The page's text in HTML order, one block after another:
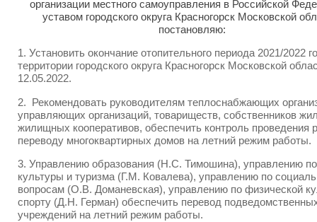
организации местного самоуправления в Российской
уставом городского округа Красногорск Московской
постановляю:
1. Установить окончание отопительного периода 2021/2022
территории городского округа Красногорск Московской
12.05.2022.
2. Рекомендовать руководителям теплоснабжающих
управляющих организаций, товариществ, собственников
жилищных кооперативов, обеспечить контроль проведения
переводу многоквартирных домов на летний режим работы.
3. Управлению образования (Н.С. Тимошина), управлению
культуры и туризма (Г.М. Ковалева), управлению по
вопросам (О.В. Доманевская), управлению по физической
спорту (Д.Н. Герман) обеспечить перевод
учреждений на летний режим работы.